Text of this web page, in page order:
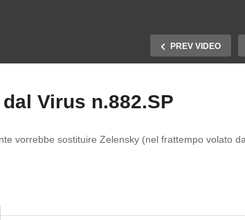
PREV VIDEO
IN
VICINA LA FINE DI
Virus n.882.SP
vorrebbe sostituire Zelensky (nel frattempo volato